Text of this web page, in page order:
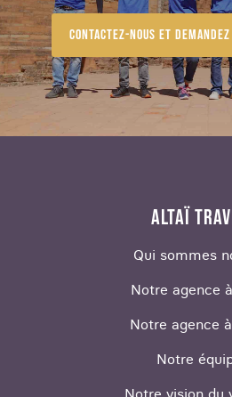
Contactez-nous et
ALTAÏ
Qui sommes
Notre agence
Notre agence
Notre